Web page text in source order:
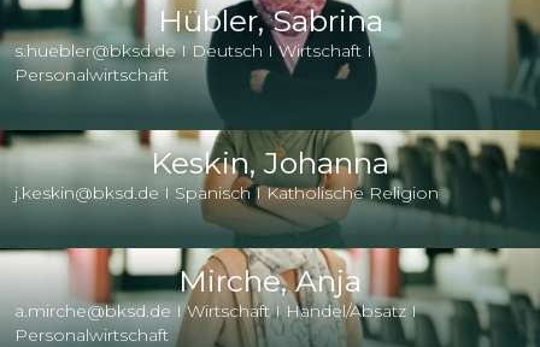
Hübler, Sabrina
s.huebler@bksd.de I Deutsch I Wirtschaft I
Personalwirtschaft
Keskin, Johanna
j.keskin@bksd.de I Spanisch I Katholische Religion
Mirche, Anja
a.mirche@bksd.de I Wirtschaft I Handel/Absatz I
Personalwirtschaft